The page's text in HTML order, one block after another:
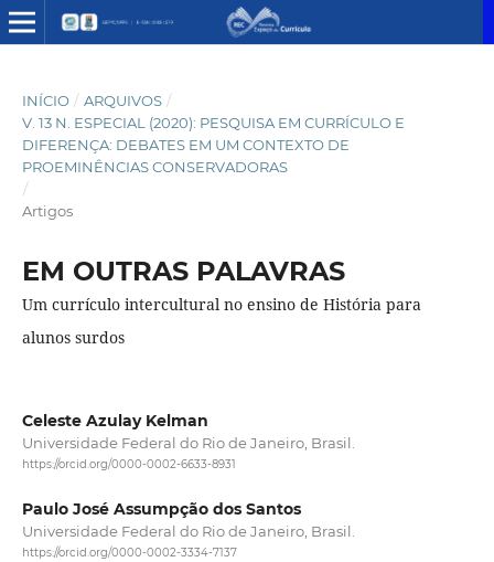
INÍCIO / ARQUIVOS /
V. 13 N. ESPECIAL (2020): PESQUISA EM CURRÍCULO E
DIFERENÇA: DEBATES EM UM CONTEXTO DE
PROEMINÊNCIAS CONSERVADORAS
/
Artigos
EM OUTRAS PALAVRAS
Um currículo intercultural no ensino de História para
alunos surdos
Celeste Azulay Kelman
Universidade Federal do Rio de Janeiro, Brasil.
https://orcid.org/0000-0002-6633-8931
Paulo José Assumpção dos Santos
Universidade Federal do Rio de Janeiro, Brasil.
https://orcid.org/0000-0002-3334-7137